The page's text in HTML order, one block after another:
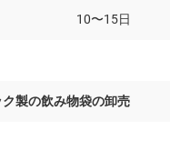
10〜15日
製の飲み物袋の卸売